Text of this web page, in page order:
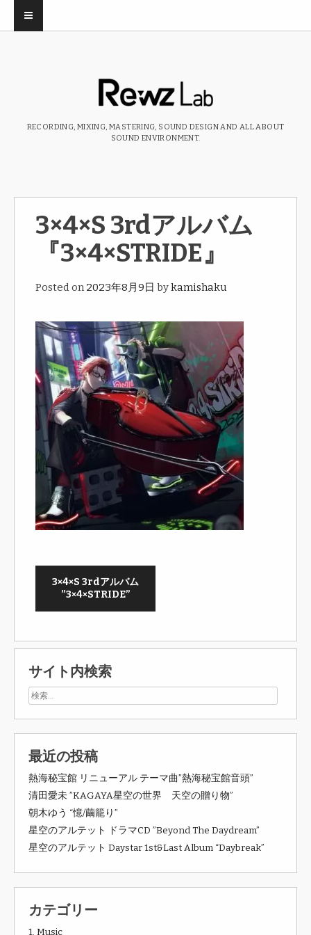
RECORDING, MIXING, MASTERING, SOUND DESIGN AND ALL ABOUT
SOUND ENVIRONMENT.
3×4×S 3rdアルバム
『3×4×STRIDE』
Posted on2023年8月9日 bykamishaku
3×4×S 3rdアルバム
”3×4×STRIDE”
サイト内検索
最近の投稿
熱海秘宝館 リニューアル テーマ曲”熱海秘宝館音頭”
清田愛未 ”KAGAYA星空の世界 天空の贈り物”
朝木ゆう “憶/繭籠り”
星空のアルテット ドラマCD ”Beyond The Daydream”
星空のアルテット Daystar 1st&Last Album “Daybreak”
カテゴリー
1. Music